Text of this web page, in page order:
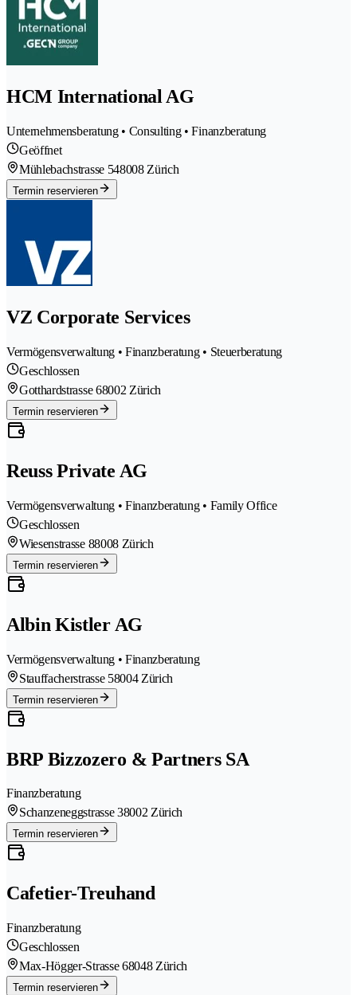
HCM International AG
Unternehmensberatung • Consulting • Finanzberatung
Geöffnet
Mühlebachstrasse 548008 Zürich
Termin reservieren
VZ Corporate Services
Vermögensverwaltung • Finanzberatung • Steuerberatung
Geschlossen
Gotthardstrasse 68002 Zürich
Termin reservieren
Reuss Private AG
Vermögensverwaltung • Finanzberatung • Family Office
Geschlossen
Wiesenstrasse 88008 Zürich
Termin reservieren
Albin Kistler AG
Vermögensverwaltung • Finanzberatung
Stauffacherstrasse 58004 Zürich
Termin reservieren
BRP Bizzozero & Partners SA
Finanzberatung
Schanzeneggstrasse 38002 Zürich
Termin reservieren
Cafetier-Treuhand
Finanzberatung
Geschlossen
Max-Högger-Strasse 68048 Zürich
Termin reservieren